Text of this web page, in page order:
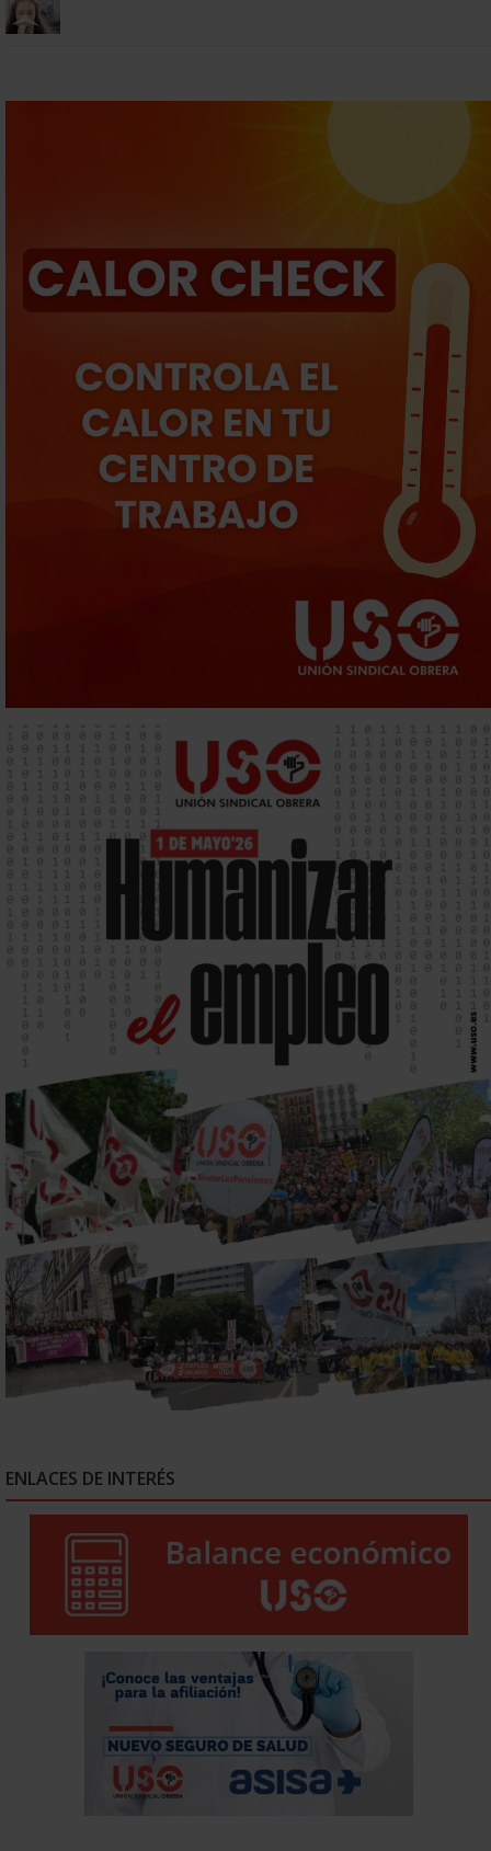
ENLACES DE INTERÉS